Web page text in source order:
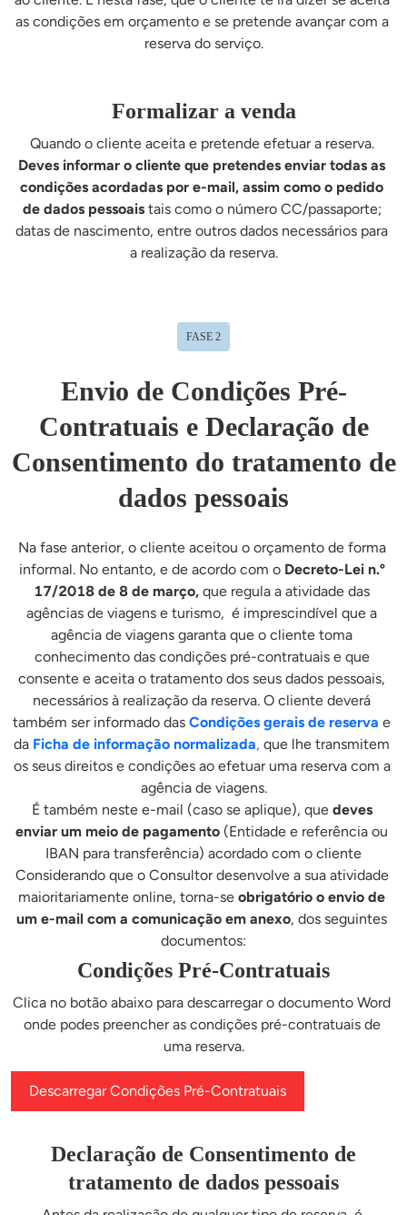
as condições em orçamento e se pretende avançar com a
reserva do serviço.
Formalizar a venda
Quando o cliente aceita e pretende efetuar a reserva.
Deves informar o cliente que pretendes enviar todas as
condições acordadas por e-mail, assim como o pedido
de dados pessoais tais como o número CC/passaporte;
datas de nascimento, entre outros dados necessários para
a realização da reserva.
FASE 2
Envio de Condições Pré-
Contratuais e Declaração de
Consentimento do tratamento de
dados pessoais
Na fase anterior, o cliente aceitou o orçamento de forma
informal. No entanto, e de acordo com o Decreto-Lei n.º
17/2018 de 8 de março, que regula a atividade das
agências de viagens e turismo,  é imprescindível que a
agência de viagens garanta que o cliente toma
conhecimento das condições pré-contratuais e que
consente e aceita o tratamento dos seus dados pessoais,
necessários à realização da reserva. O cliente deverá
também ser informado das Condições gerais de reserva e
da Ficha de informação normalizada, que lhe transmitem
os seus direitos e condições ao efetuar uma reserva com a
agência de viagens.
É também neste e-mail (caso se aplique), que deves
enviar um meio de pagamento (Entidade e referência ou
IBAN para transferência) acordado com o cliente
Considerando que o Consultor desenvolve a sua atividade
maioritariamente online, torna-se obrigatório o envio de
um e-mail com a comunicação em anexo, dos seguintes
documentos:
Condições Pré-Contratuais
Clica no botão abaixo para descarregar o documento Word
onde podes preencher as condições pré-contratuais de
uma reserva.
Descarregar Condições Pré-Contratuais
Declaração de Consentimento de
tratamento de dados pessoais